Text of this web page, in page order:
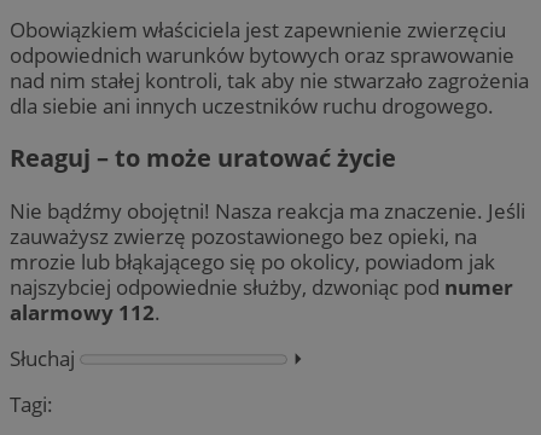
Obowiązkiem właściciela jest zapewnienie zwierzęciu
odpowiednich warunków bytowych oraz sprawowanie
nad nim stałej kontroli, tak aby nie stwarzało zagrożenia
dla siebie ani innych uczestników ruchu drogowego.
Reaguj – to może uratować życie
Nie bądźmy obojętni! Nasza reakcja ma znaczenie. Jeśli
zauważysz zwierzę pozostawionego bez opieki, na
mrozie lub błąkającego się po okolicy, powiadom jak
najszybciej odpowiednie służby, dzwoniąc pod numer
alarmowy 112.
Słuchaj
⏵︎
Tagi: